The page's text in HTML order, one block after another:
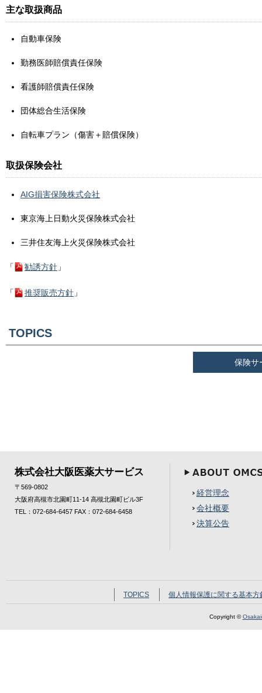
主な取扱商品
自動車保険
勤務医師賠償責任保険
看護師賠償責任保険
団体総合生活保険
自転車プラン（傷害＋賠償保険）
取扱保険会社
AIG損害保険株式会社
東京海上日動火災保険株式会社
三井住友海上火災保険株式会社
「 勧誘方針 」
「 推奨販売方針 」
TOPICS
保険サ
株式会社大阪医薬大サービス
〒569-0802
大阪府高槻市北園町11-14 高槻北園町ビル3F
TEL：072-684-6457 FAX：072-684-6458
経営理念
会社概要
決算公告
TOPICS 個人情報保護に関する基本方
Copyright ©